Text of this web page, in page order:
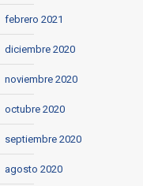
febrero 2021
diciembre 2020
noviembre 2020
octubre 2020
septiembre 2020
agosto 2020